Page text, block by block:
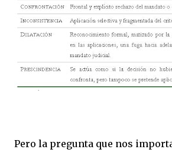
Pero la pregunta que nos